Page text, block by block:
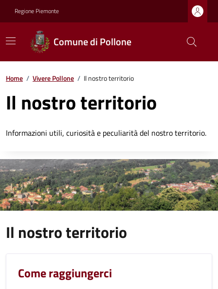
Regione Piemonte
Comune di Pollone
Home / Vivere Pollone / Il nostro territorio
Il nostro territorio
Informazioni utili, curiosità e peculiarità del nostro territorio.
Il nostro territorio
Come raggiungerci